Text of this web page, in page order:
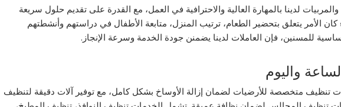
لدينا بالمهارة العالية والاحترافية في العمل، مع القدرة على تقديم حلول سريعة
الأمر يتعلق بتحضير الطعام، ترتيب المنزل، متابعة الأطفال في دراستهم وأنشطتهم
للمسنين، فإن العاملات لدينا يضمنن جودة الخدمة وسرعة الإنجاز.
واليوم
تنظيف متخصصة للأرضيات لضمان إزالة الأوساخ بشكل كامل، مع توفير آلات دقيقة لتنظيف